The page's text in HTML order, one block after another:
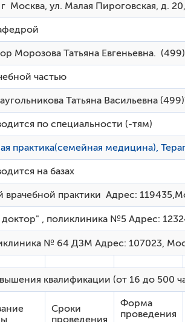
по специальности Общая
(семейная медицина)
практический кружок
переподготовка по специальности
по специальности
деятельность
план 2020 г.
переподготовка по специальности
переподготовка по специальности
по специальности
ЭКГ в амбулаторной практике –
23.10.2020г.
при тревожных и депрессивных
первичном звене здравоохранения –
Москва, ул. Малая Пироговская, д.
Морозова Татьяна Евгеньевна.
частью
Татьяна Васильевна
по специальности (-тям)
практика(семейная медицина),
на базах
практики Адрес:
, поликлиника №5 Адрес:
№ 64 ДЗМ Адрес: 107023,
квалификации (от 16 до 500
Сроки
проведения
Форма
проведения